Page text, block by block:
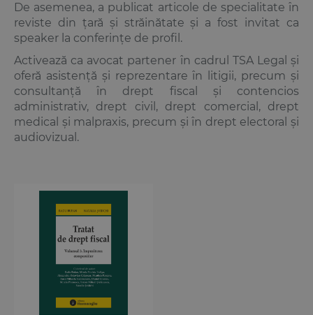
De asemenea, a publicat articole de specialitate în
reviste din țară și străinătate și a fost invitat ca
speaker la conferințe de profil.
Activează ca avocat partener în cadrul TSA Legal și
oferă asistență și reprezentare în litigii, precum și
consultanță în drept fiscal și contencios
administrativ, drept civil, drept comercial, drept
medical și malpraxis, precum și în drept electoral și
audio­vizual.